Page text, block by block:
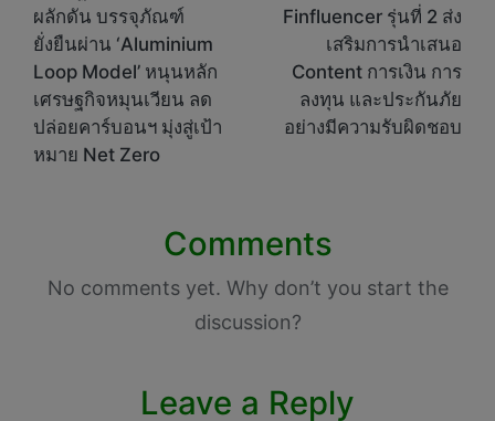
ผลักดัน บรรจุภัณฑ์
ยั่งยืนผ่าน ‘Aluminium
Loop Model’ หนุนหลัก
เศรษฐกิจหมุนเวียน ลด
ปล่อยคาร์บอนฯ มุ่งสู่เป้า
หมาย Net Zero
Finfluencer รุ่นที่ 2 ส่ง
เสริมการนำเสนอ
Content การเงิน การ
ลงทุน และประกันภัย
อย่างมีความรับผิดชอบ
Comments
No comments yet. Why don’t you start the
discussion?
Leave a Reply